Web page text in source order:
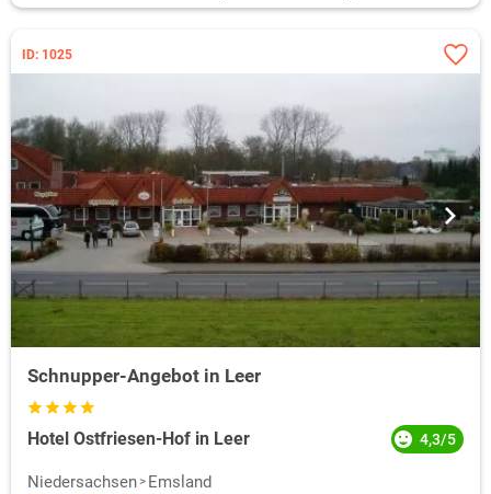
ID: 1025
Schnupper-Angebot in Leer
Hotel Ostfriesen-Hof in Leer 4,3/5
Niedersachsen
Emsland